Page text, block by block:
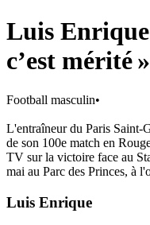
Luis Enrique
c’est mérité »
Football masculin•
L'entraîneur du Paris Saint-
de son 100e match en
TV sur la victoire face au
mai au Parc des Princes, à
Luis Enrique